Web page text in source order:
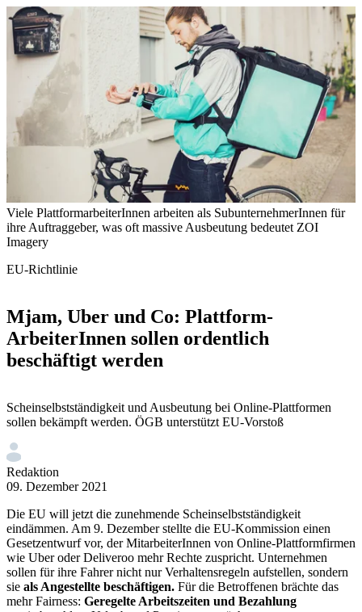
Viele PlattformarbeiterInnen arbeiten als SubunternehmerInnen für
ihre Auftraggeber, was oft massive Ausbeutung bedeutet ZOI
Imagery
EU-Richtlinie
Mjam, Uber und Co: Plattform-
ArbeiterInnen sollen ordentlich
beschäftigt werden
Scheinselbstständigkeit und Ausbeutung bei Online-Plattformen
sollen bekämpft werden. ÖGB unterstützt EU-Vorstoß
Redaktion
09. Dezember 2021
Die EU will jetzt die zunehmende Scheinselbstständigkeit
eindämmen. Am 9. Dezember stellte die EU-Kommission einen
Gesetzentwurf vor, der MitarbeiterInnen von Online-Plattformfirmen
wie Uber oder Deliveroo mehr Rechte zuspricht. Unternehmen
sollen für ihre Fahrer nicht nur Verhaltensregeln aufstellen, sondern
sie als Angestellte beschäftigen. Für die Betroffenen brächte das
mehr Fairness: Geregelte Arbeitszeiten und Bezahlung